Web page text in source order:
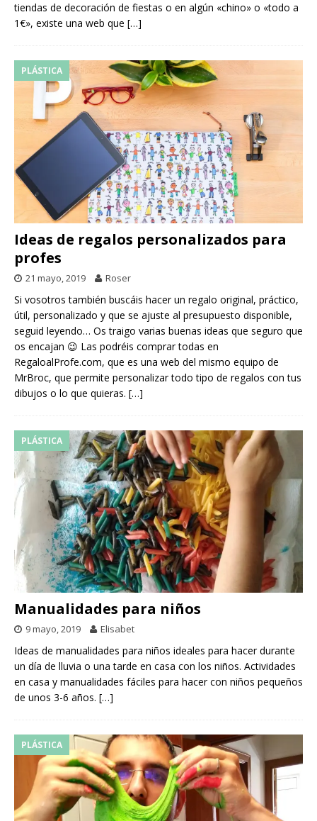
tiendas de decoración de fiestas o en algún «chino» o «todo a
1€», existe una web que […]
PLÁSTICA
Ideas de regalos personalizados para
profes
21 mayo, 2019 Roser
Si vosotros también buscáis hacer un regalo original, práctico,
útil, personalizado y que se ajuste al presupuesto disponible,
seguid leyendo… Os traigo varias buenas ideas que seguro que
os encajan 😉 Las podréis comprar todas en
RegaloalProfe.com, que es una web del mismo equipo de
MrBroc, que permite personalizar todo tipo de regalos con tus
dibujos o lo que quieras. […]
PLÁSTICA
Manualidades para niños
9 mayo, 2019 Elisabet
Ideas de manualidades para niños ideales para hacer durante
un día de lluvia o una tarde en casa con los niños. Actividades
en casa y manualidades fáciles para hacer con niños pequeños
de unos 3-6 años. […]
PLÁSTICA